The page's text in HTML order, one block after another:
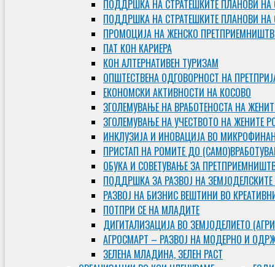
ПОДДРШКА НА СТРАТЕШКИТЕ ПЛАНОВИ НА
ПОДДРШКА НА СТРАТЕШКИТЕ ПЛАНОВИ НА
ПРОМОЦИЈА НА ЖЕНСКО
ПАТ КОН КАРИЕРА
КОН АЛТЕРНАТИВЕН ТУРИЗАМ
ОПШТЕСТВЕНА ОДГОВОРНОСТ НА
ЕКОНОМСКИ АКТИВНОСТИ НА КОСОВО
ЗГОЛЕМУВАЊЕ НА ВРАБОТЕНОСТА НА
ЗГОЛЕМУВАЊЕ НА УЧЕСТВОТО НА ЖЕНИТЕ
ИНКЛУЗИЈА И ИНОВАЦИЈА ВО
ПРИСТАП НА РОМИТЕ ДО
ОБУКА И СОВЕТУВАЊЕ ЗА
ПОДДРШКА ЗА РАЗВОЈ НА
РАЗВОЈ НА БИЗНИС ВЕШТИНИ ВО
ПОТПРИ СЕ НА МЛАДИТЕ
ДИГИТАЛИЗАЦИЈА ВО ЗЕМЈОДЕЛИЕТО
АГРОСМАРТ – РАЗВОЈ НА МОДЕРНО И
ЗЕЛЕНА МЛАДИНА, ЗЕЛЕН РАСТ